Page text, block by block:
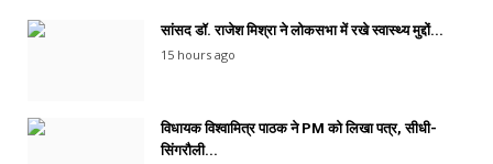
सांसद डॉ. राजेश मिश्रा ने लोकसभा में रखे स्वास्थ्य मुद्दों...
15 hours ago
विधायक विश्वामित्र पाठक ने PM को लिखा पत्र, सीधी-
सिंगरौली...